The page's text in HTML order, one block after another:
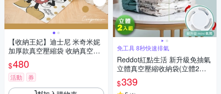
【收納王妃】迪士尼 米奇米妮
加厚款真空壓縮袋 收納真空袋
旅行收納袋 四大四中+抽氣筒
(9件/組)
$480
活動 券
免工具 8秒快速排氣
Reddot紅點生活 新升級免抽氣
立體真空壓縮收納袋(立體2入
組)
$339